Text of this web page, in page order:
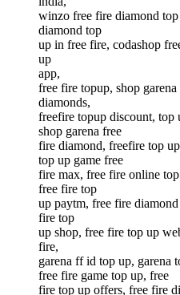
winzo free fire diamond
diamond top
up in free fire, codashop
up
app,
free fire topup, shop
diamonds,
freefire topup discount, top
shop garena free
fire diamond, freefire top
top up game free
fire max, free fire online
free fire top
up paytm, free fire
fire top
up shop, free fire top up
fire,
garena ff id top up, garena
free fire game top up, free
fire top up offers, free fire